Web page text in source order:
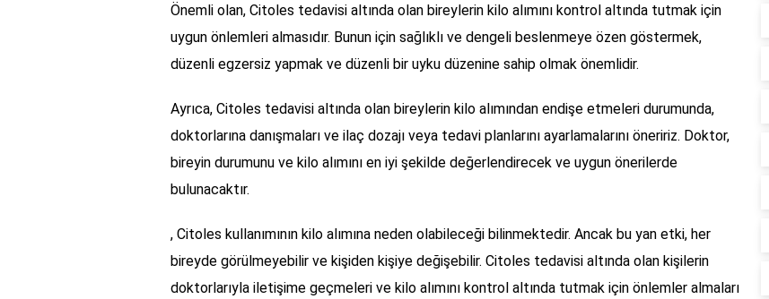
Önemli olan, Citoles tedavisi altında olan bireylerin kilo alımını kontrol altında tutmak için
uygun önlemleri almasıdır. Bunun için sağlıklı ve dengeli beslenmeye özen göstermek,
düzenli egzersiz yapmak ve düzenli bir uyku düzenine sahip olmak önemlidir.
Ayrıca, Citoles tedavisi altında olan bireylerin kilo alımından endişe etmeleri durumunda,
doktorlarına danışmaları ve ilaç dozajı veya tedavi planlarını ayarlamalarını öneririz. Doktor,
bireyin durumunu ve kilo alımını en iyi şekilde değerlendirecek ve uygun önerilerde
bulunacaktır.
, Citoles kullanımının kilo alımına neden olabileceği bilinmektedir. Ancak bu yan etki, her
bireyde görülmeyebilir ve kişiden kişiye değişebilir. Citoles tedavisi altında olan kişilerin
doktorlarıyla iletişime geçmeleri ve kilo alımını kontrol altında tutmak için önlemler almaları